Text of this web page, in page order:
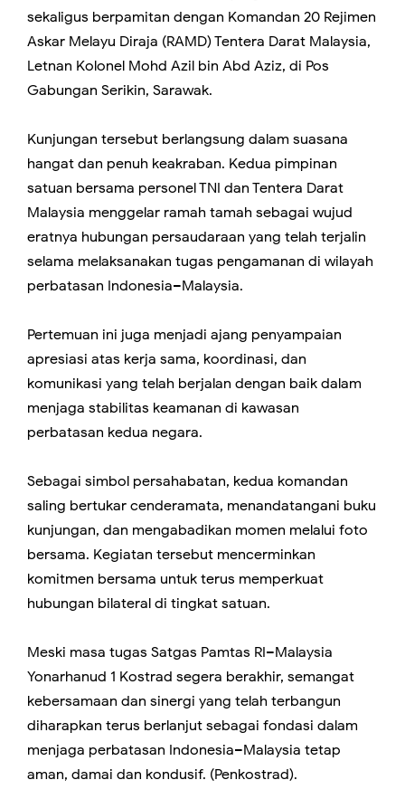
sekaligus berpamitan dengan Komandan 20 Rejimen
Askar Melayu Diraja (RAMD) Tentera Darat Malaysia,
Letnan Kolonel Mohd Azil bin Abd Aziz, di Pos
Gabungan Serikin, Sarawak.
Kunjungan tersebut berlangsung dalam suasana
hangat dan penuh keakraban. Kedua pimpinan
satuan bersama personel TNI dan Tentera Darat
Malaysia menggelar ramah tamah sebagai wujud
eratnya hubungan persaudaraan yang telah terjalin
selama melaksanakan tugas pengamanan di wilayah
perbatasan Indonesia–Malaysia.
Pertemuan ini juga menjadi ajang penyampaian
apresiasi atas kerja sama, koordinasi, dan
komunikasi yang telah berjalan dengan baik dalam
menjaga stabilitas keamanan di kawasan
perbatasan kedua negara.
Sebagai simbol persahabatan, kedua komandan
saling bertukar cenderamata, menandatangani buku
kunjungan, dan mengabadikan momen melalui foto
bersama. Kegiatan tersebut mencerminkan
komitmen bersama untuk terus memperkuat
hubungan bilateral di tingkat satuan.
Meski masa tugas Satgas Pamtas RI–Malaysia
Yonarhanud 1 Kostrad segera berakhir, semangat
kebersamaan dan sinergi yang telah terbangun
diharapkan terus berlanjut sebagai fondasi dalam
menjaga perbatasan Indonesia–Malaysia tetap
aman, damai dan kondusif. (Penkostrad).